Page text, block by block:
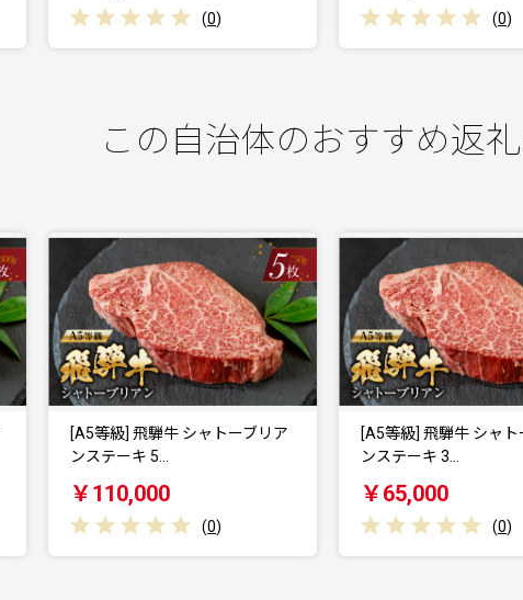
( (
この自治体のおすすめ返
ア
[A5等級] 飛騨牛 シャトーブリア
ンステーキ 3…
￥65,000
[A5等級] 飛騨牛 シ
ンステーキ 4…
￥90,000